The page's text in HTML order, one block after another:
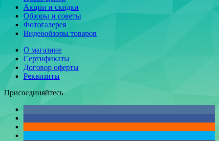
Акции и скидки
Обзоры и советы
Фотогалерея
Видеообзоры товаров
О магазине
Сертификаты
Договор оферты
Реквизиты
Присоединяйтесь